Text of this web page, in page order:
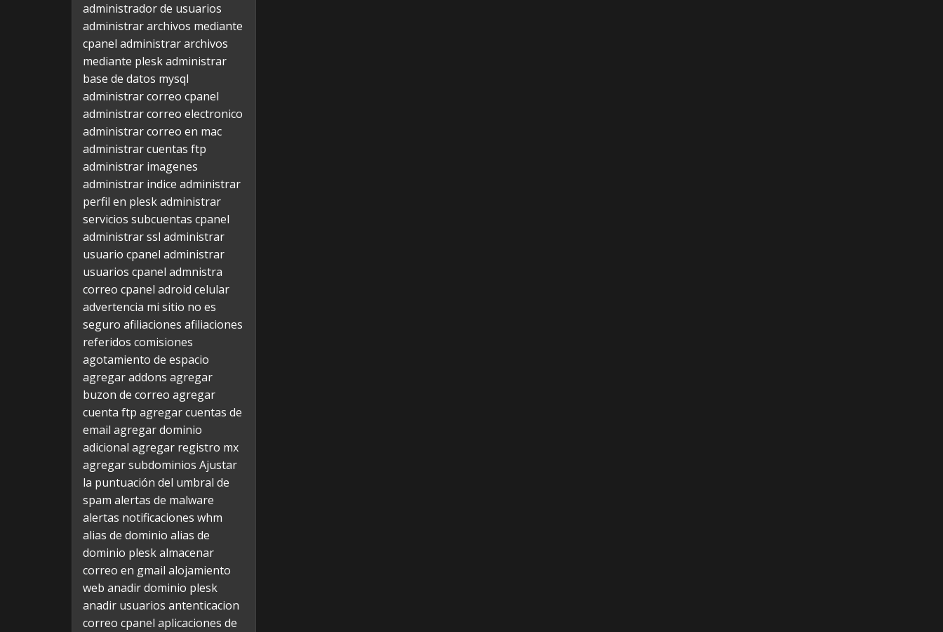
administrador de usuarios
administrar archivos mediante
cpanel administrar archivos
mediante pleskadministrar
base de datos mysql
administrar correo cpanel
administrar correo electronico
administrar correo en mac
administrar cuentas ftp
administrar imagenes
administrar indice administrar
perfil en pleskadministrar
servicios subcuentas cpanel
administrar ssl administrar
usuario cpanel administrar
usuarios cpanel admnistra
correo cpanel adroid celular
advertencia mi sitio no es
seguro afiliaciones afiliaciones
referidos comisiones
agotamiento de espacio
agregar addons agregar
buzon de correo agregar
cuenta ftp agregar cuentas de
email agregar dominio
adicional agregar registro mx
agregar subdominios Ajustar
la puntuación del umbral de
spam alertas de malware
alertas notificaciones whm
alias de dominio alias de
dominio pleskalmacenar
correo en gmail alojamiento
web anadir dominio plesk
anadir usuarios antenticacion
correo cpanel aplicaciones de